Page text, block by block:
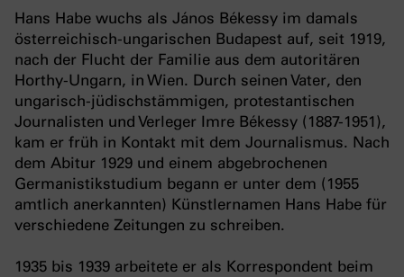
Hans Habe wuchs als János Békessy im damals
österreichisch-ungarischen Budapest auf, seit 1919,
nach der Flucht der Familie aus dem autoritären
Horthy-Ungarn, in Wien. Durch seinen Vater, den
ungarisch-jüdischstämmigen, protestantischen
Journalisten und Verleger Imre Békessy (1887-1951),
kam er früh in Kontakt mit dem Journalismus. Nach
dem Abitur 1929 und einem abgebrochenen
Germanistikstudium begann er unter dem (1955
amtlich anerkannten) Künstlernamen Hans Habe für
verschiedene Zeitungen zu schreiben.
1935 bis 1939 arbeitete er als Korrespondent beim